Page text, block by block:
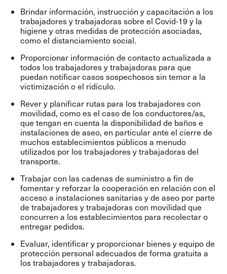
Brindar información, instrucción y capacitación a los
trabajadores y trabajadoras sobre el Covid-19 y la
higiene y otras medidas de protección asociadas,
como el distanciamiento social.
Proporcionar información de contacto actualizada a
todos los trabajadores y trabajadoras para que
puedan notificar casos sospechosos sin temor a la
victimización o el ridículo.
Rever y planificar rutas para los trabajadores con
movilidad, como es el caso de los conductores/as,
que tengan en cuenta la disponibilidad de baños e
instalaciones de aseo, en particular ante el cierre de
muchos establecimientos públicos a menudo
utilizados por los trabajadores y trabajadoras del
transporte.
Trabajar con las cadenas de suministro a fin de
fomentar y reforzar la cooperación en relación con el
acceso a instalaciones sanitarias y de aseo por parte
de trabajadores y trabajadoras con movilidad que
concurren a los establecimientos para recolectar o
entregar pedidos.
Evaluar, identificar y proporcionar bienes y equipo de
protección personal adecuados de forma gratuita a
los trabajadores y trabajadoras.